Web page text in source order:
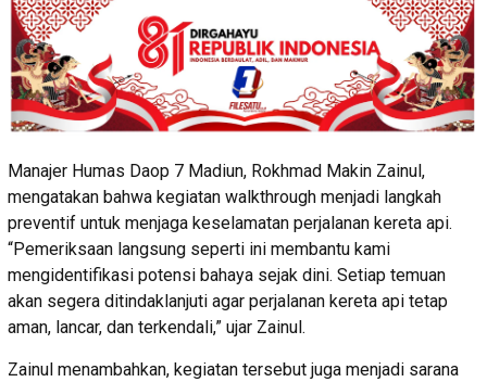
Manajer Humas Daop 7 Madiun, Rokhmad Makin Zainul,
mengatakan bahwa kegiatan walkthrough menjadi langkah
preventif untuk menjaga keselamatan perjalanan kereta api.
“Pemeriksaan langsung seperti ini membantu kami
mengidentifikasi potensi bahaya sejak dini. Setiap temuan
akan segera ditindaklanjuti agar perjalanan kereta api tetap
aman, lancar, dan terkendali,” ujar Zainul.
Zainul menambahkan, kegiatan tersebut juga menjadi sarana